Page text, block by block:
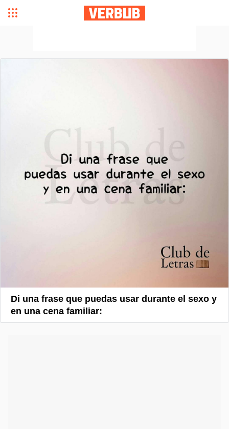
Di una frase que puedas usar durante el sexo y
en una cena familiar: